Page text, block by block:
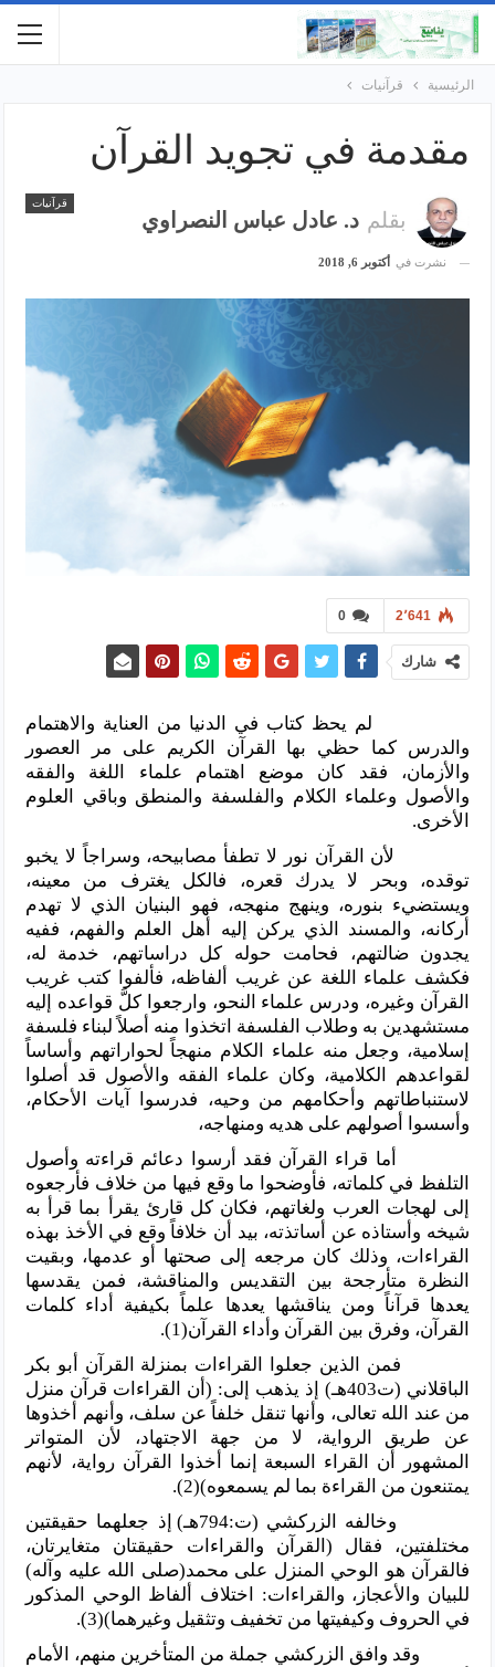
الرئيسية قرآنيات
مقدمة في تجويد القرآن
قرآنيات
بقلم د. عادل عباس النصراوي
نشرت في أكتوبر 6, 2018
0 2٬641
شارك
لم يحظ كتاب في الدنيا من العناية والاهتمام
والدرس كما حظي بها القرآن الكريم على مر العصور
والأزمان، فقد كان موضع اهتمام علماء اللغة والفقه
والأصول وعلماء الكلام والفلسفة والمنطق وباقي العلوم
الأخرى.
لأن القرآن نور لا تطفأ مصابيحه، وسراجاً لا يخبو
توقده، وبحر لا يدرك قعره، فالكل يغترف من معينه،
ويستضيء بنوره، وينهج منهجه، فهو البنيان الذي لا تهدم
أركانه، والمسند الذي يركن إليه أهل العلم والفهم، ففيه
يجدون ضالتهم، فحامت حوله كل دراساتهم، خدمة له،
فكشف علماء اللغة عن غريب ألفاظه، فألفوا كتب غريب
القرآن وغيره، ودرس علماء النحو، وارجعوا كلَّ قواعده إليه
مستشهدين به وطلاب الفلسفة اتخذوا منه أصلاً لبناء فلسفة
إسلامية، وجعل منه علماء الكلام منهجاً لحواراتهم وأساساً
لقواعدهم الكلامية، وكان علماء الفقه والأصول قد أصلوا
لاستنباطاتهم وأحكامهم من وحيه، فدرسوا آيات الأحكام،
وأسسوا أصولهم على هديه ومنهاجه،
أما قراء القرآن فقد أرسوا دعائم قراءته وأصول
التلفظ في كلماته، فأوضحوا ما وقع فيها من خلاف فأرجعوه
إلى لهجات العرب ولغاتهم، فكان كل قارئ يقرأ بما قرأ به
شيخه وأستاذه عن أساتذته، بيد أن خلافاً وقع في الأخذ بهذه
القراءات، وذلك كان مرجعه إلى صحتها أو عدمها، وبقيت
النظرة متأرجحة بين التقديس والمناقشة، فمن يقدسها
يعدها قرآناً ومن يناقشها يعدها علماً بكيفية أداء كلمات
القرآن، وفرق بين القرآن وأداء القرآن(1).
فمن الذين جعلوا القراءات بمنزلة القرآن أبو بكر
الباقلاني (ت403هـ) إذ يذهب إلى: (أن القراءات قرآن منزل
من عند الله تعالى، وأنها تنقل خلفاً عن سلف، وأنهم أخذوها
عن طريق الرواية، لا من جهة الاجتهاد، لأن المتواتر
المشهور أن القراء السبعة إنما أخذوا القرآن رواية، لأنهم
يمتنعون من القراءة بما لم يسمعوه)(2).
وخالفه الزركشي (ت:794هـ) إذ جعلهما حقيقتين
مختلفتين، فقال (القرآن والقراءات حقيقتان متغايرتان،
فالقرآن هو الوحي المنزل على محمد(صلى الله عليه وآله)
للبيان والأعجاز، والقراءات: اختلاف ألفاظ الوحي المذكور
في الحروف وكيفيتها من تخفيف وتثقيل وغيرهما)(3).
وقد وافق الزركشي جملة من المتأخرين منهم، الأمام